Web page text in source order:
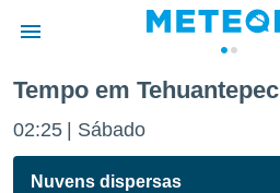
da
foi
Tempo em Tehuantepec
02:25 Sábado
Nuvens dispersas